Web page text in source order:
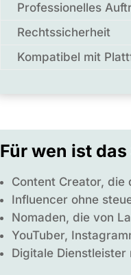
Professionelles
Rechtssicherheit
Kompatibel mit
Für wen ist
Content Creator, die
Influencer ohne
Nomaden, die von
YouTuber,
Digitale